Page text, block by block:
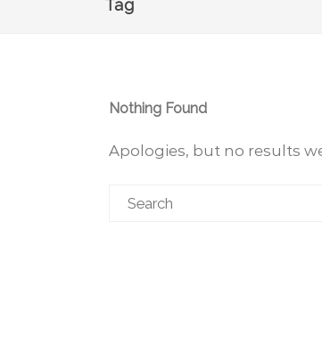
Tag
Nothing Found
Apologies, but no results